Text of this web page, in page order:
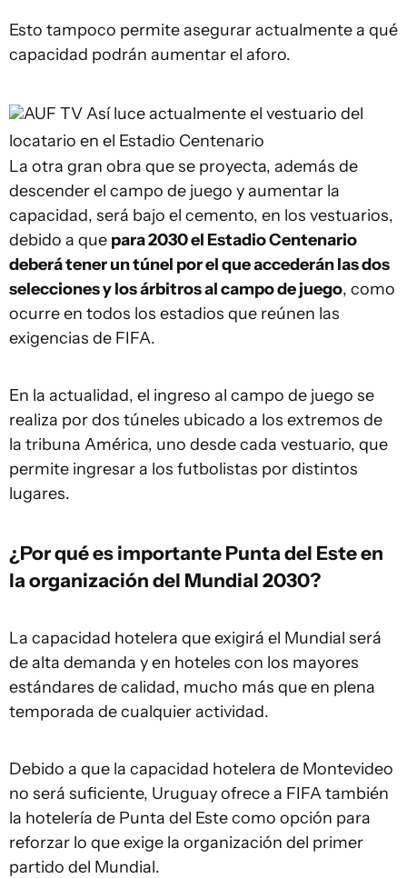
Esto tampoco permite asegurar actualmente a qué
capacidad podrán aumentar el aforo.
AUF TVAsí luce actualmente el vestuario del
locatario en el Estadio Centenario
La otra gran obra que se proyecta, además de
descender el campo de juego y aumentar la
capacidad, será bajo el cemento, en los vestuarios,
debido a que para 2030 el Estadio Centenario
deberá tener un túnel por el que accederán las dos
selecciones y los árbitros al campo de juego, como
ocurre en todos los estadios que reúnen las
exigencias de FIFA.
En la actualidad, el ingreso al campo de juego se
realiza por dos túneles ubicado a los extremos de
la tribuna América, uno desde cada vestuario, que
permite ingresar a los futbolistas por distintos
lugares.
¿Por qué es importante Punta del Este en
la organización del Mundial 2030?
La capacidad hotelera que exigirá el Mundial será
de alta demanda y en hoteles con los mayores
estándares de calidad, mucho más que en plena
temporada de cualquier actividad.
Debido a que la capacidad hotelera de Montevideo
no será suficiente, Uruguay ofrece a FIFA también
la hotelería de Punta del Este como opción para
reforzar lo que exige la organización del primer
partido del Mundial.